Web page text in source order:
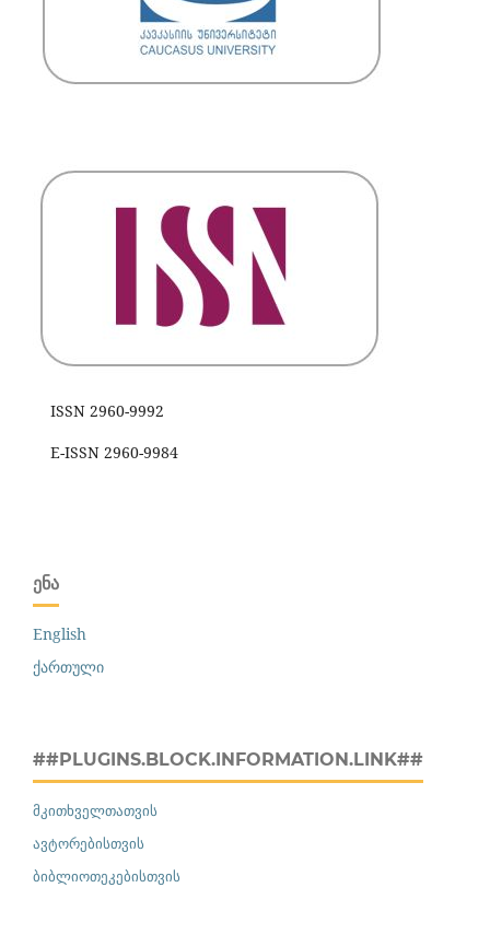
ISSN 2960-9992
E-ISSN 2960-9984
ᲔᲜᲐ
English
ქართული
##PLUGINS.BLOCK.INFORMATION.LINK##
მკითხველთათვის
ავტორებისთვის
ბიბლიოთეკებისთვის